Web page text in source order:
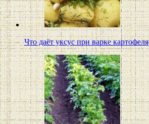
Что даёт уксус при варке картофеля